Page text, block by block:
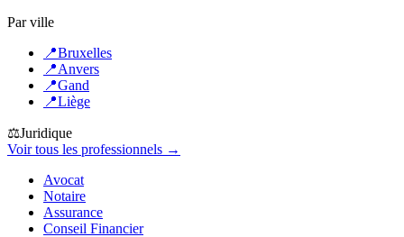
Par ville
📍Bruxelles
📍Anvers
📍Gand
📍Liège
⚖️Juridique
Voir tous les professionnels →
Avocat
Notaire
Assurance
Conseil Financier